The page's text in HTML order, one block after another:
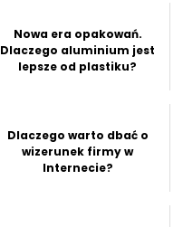
Nowa era opakowań.
Dlaczego aluminium jest
lepsze od plastiku?
Dlaczego warto dbać o
wizerunek firmy w
Internecie?